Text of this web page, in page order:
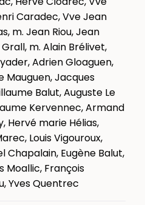
Caradec, Vve Jean
m. Jean Riou, Jean
m. Alain Brélivet,
Adrien Gloaguen,
Mauguen, Jacques
Balut, Auguste Le
Kervennec, Armand
Hervé marie Hélias,
Louis Vigouroux,
Chapalain, Eugène Balut,
Moallic, François
Yves Quentrec